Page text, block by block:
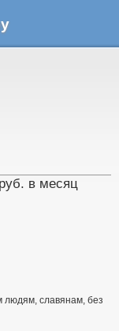
в месяц
людям, славянам, без